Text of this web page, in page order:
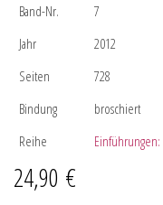
Band-Nr.
7
Jahr
2012
Seiten
728
Bindung
broschiert
Reihe
Einführungen:
24,90 €